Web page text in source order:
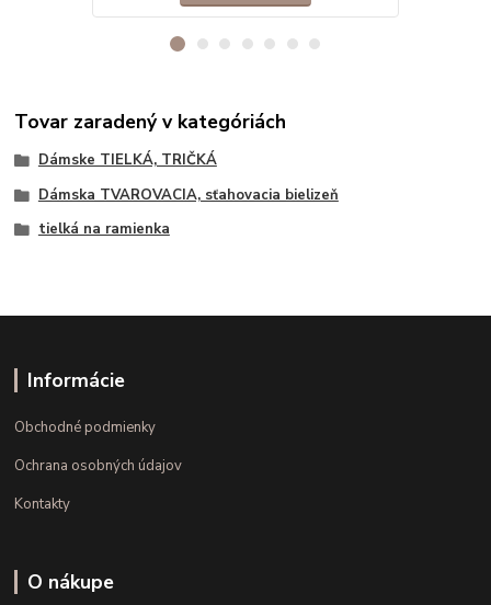
Tovar zaradený v kategóriách
Dámske TIELKÁ, TRIČKÁ
Dámska TVAROVACIA, sťahovacia bielizeň
tielká na ramienka
Informácie
Obchodné podmienky
Ochrana osobných údajov
Kontakty
O nákupe